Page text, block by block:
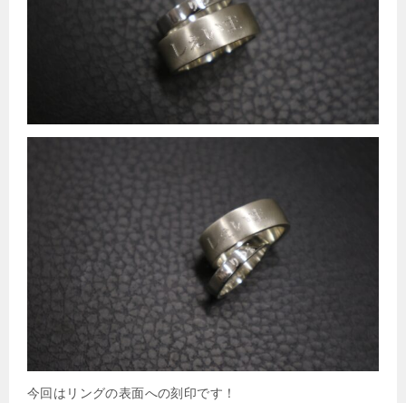
今回はリングの表面への刻印です！